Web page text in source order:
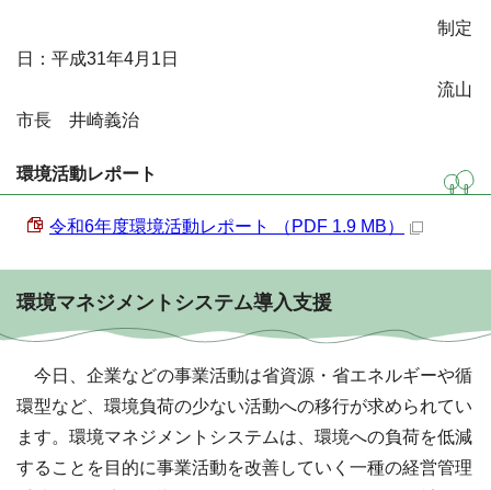
制定
日：平成31年4月1日
流山
市長 井崎義治
環境活動レポート
令和6年度環境活動レポート （PDF 1.9 MB）
環境マネジメントシステム導入支援
今日、企業などの事業活動は省資源・省エネルギーや循
環型など、環境負荷の少ない活動への移行が求められてい
ます。環境マネジメントシステムは、環境への負荷を低減
することを目的に事業活動を改善していく一種の経営管理